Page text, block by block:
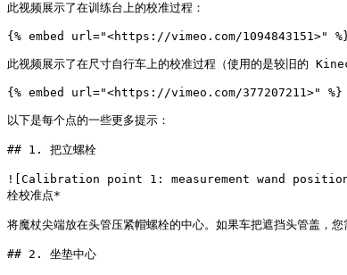
此视频展示了在训练台上的校准过程：
{% embed url="<https://vimeo.com/1094843151>"
此视频展示了在尺寸自行车上的校准过程（使用的是较旧的
{% embed url="<https://vimeo.com/377207211>" %}
以下是每个点的一些更多提示：
## 1. 把立螺栓
![Calibration point 1: measurement wand
栓校准点*
将魔杖尖端放在头管压紧帽螺栓的中心。如果车把遮挡头管盖，
## 2. 坐垫中心